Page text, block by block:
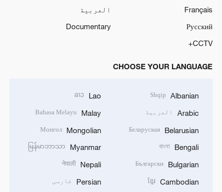
Français
العربية
Русский
Documentary
CCTV+
CHOOSE YOUR LANGUAGE
Albanian
Shqip
Arabic العربية
Belarusian
Беларуская
Bengali
বাংলা
Bulgarian
Български
Cambodian
ខ្មែរ
Lao
ລາວ
Malay
Bahasa Melayu
Mongolian
Монгол
Myanmar
မြန်မာဘာသာ
Nepali
नेपाली
Persian فارسی